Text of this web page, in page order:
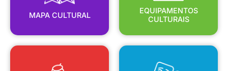
MAPA CULTURAL
EQUIPAMENTOS
CULTURAIS
CAD. ARTISTAS E GRUPOS CONSELHO DE CULTURA